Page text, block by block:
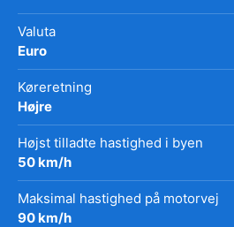
Valuta
Euro
Køreretning
Højre
Højst tilladte hastighed i byen
50 km/h
Maksimal hastighed på motorvej
90 km/h